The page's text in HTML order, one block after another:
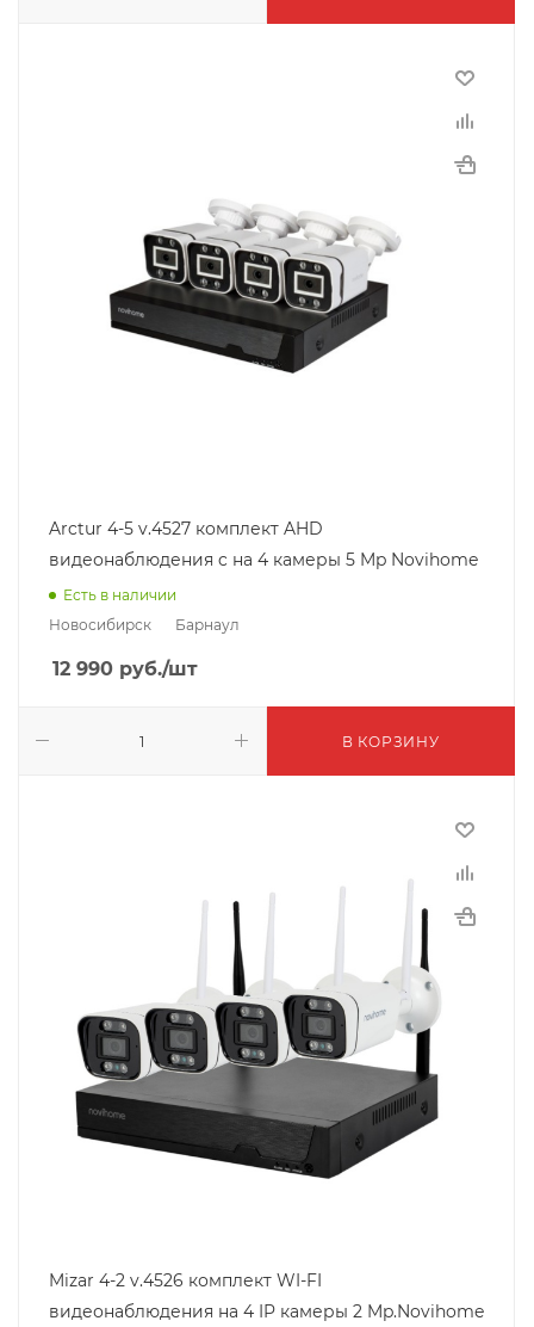
Arctur 4-5 v.4527 комплект AHD
видеонаблюдения c на 4 камеры 5 Mp Novihome
Есть в наличии
Новосибирск
Барнаул
12 990 руб./шт
В КОРЗИНУ
Mizar 4-2 v.4526 комплект WI-FI
видеонаблюдения на 4 IP камеры 2 Mp.Novihome